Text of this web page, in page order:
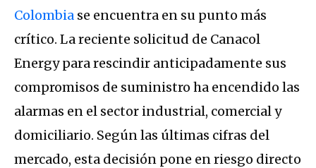
Colombia se encuentra en su punto más
crítico. La reciente solicitud de Canacol
Energy para rescindir anticipadamente sus
compromisos de suministro ha encendido las
alarmas en el sector industrial, comercial y
domiciliario. Según las últimas cifras del
mercado, esta decisión pone en riesgo directo